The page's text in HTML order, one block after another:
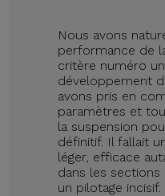
Nous avons
performance de
critère numéro
développement
avons pris en
paramètres et
la suspension
définitif. Il fallait
léger, efficace
dans les sections
un pilotage